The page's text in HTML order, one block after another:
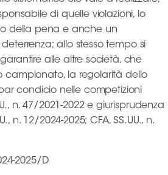
di quelle violazioni, lo
della pena e anche un
allo stesso tempo si
alle altre società, che
campionato, la regolarità dello
condicio nelle competizioni
n. 47/2021-2022 e giurisprudenza
n. 12/2024-2025; CFA, SS.UU., n.
2025/D